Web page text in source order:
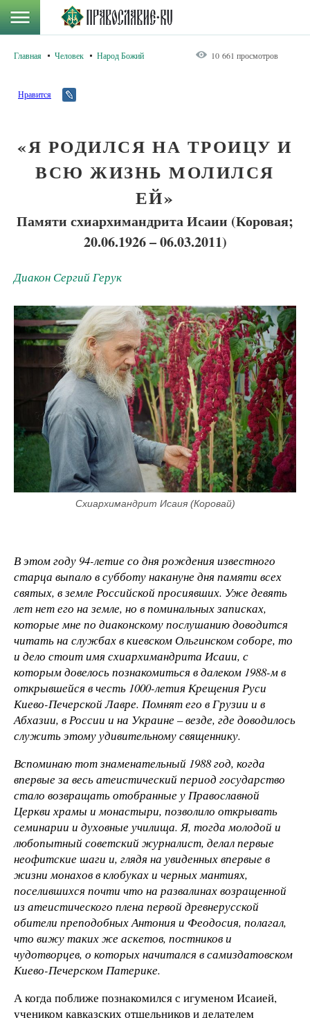
Главная Человек Народ Божий 10 661 просмотров
Нравится
«Я РОДИЛСЯ НА ТРОИЦУ И
ВСЮ ЖИЗНЬ МОЛИЛСЯ
ЕЙ»
Памяти схиархимандрита Исаии (Коровая;
20.06.1926 – 06.03.2011)
Диакон Сергий Герук
Схиархимандрит Исаия (Коровай)
В этом году 94-летие со дня рождения известного
старца выпало в субботу накануне дня памяти всех
святых, в земле Российской просиявших. Уже девять
лет нет его на земле, но в поминальных записках,
которые мне по диаконскому послушанию доводится
читать на службах в киевском Ольгинском соборе, то
и дело стоит имя схиархимандрита Исаии, с
которым довелось познакомиться в далеком 1988-м в
открывшейся в честь 1000-летия Крещения Руси
Киево-Печерской Лавре. Помнят его в Грузии и в
Абхазии, в России и на Украине – везде, где доводилось
служить этому удивительному священнику.
Вспоминаю тот знаменательный 1988 год, когда
впервые за весь атеистический период государство
стало возвращать отобранные у Православной
Церкви храмы и монастыри, позволило открывать
семинарии и духовные училища. Я, тогда молодой и
любопытный советский журналист, делал первые
неофитские шаги и, глядя на увиденных впервые в
жизни монахов в клобуках и черных мантиях,
поселившихся почти что на развалинах возращенной
из атеистического плена первой древнерусской
обители преподобных Антония и Феодосия, полагал,
что вижу таких же аскетов, постников и
чудотворцев, о которых начитался в самиздатовском
Киево-Печерском Патерике.
А когда поближе познакомился с игуменом Исаией,
учеником кавказских отшельников и делателем